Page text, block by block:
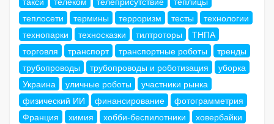
теплосети
термины терроризм тесты
технологии
технопарки
техносказки тилтроторы
ТНПА
торговля
транспорт транспортные роботы
тренды
трубопроводы
трубопроводы и роботизация
уборка
Украина
уличные роботы
участники рынка
физический ИИ
финансирование
фотограмметрия
Франция
химия хобби-беспилотники
ховербайки